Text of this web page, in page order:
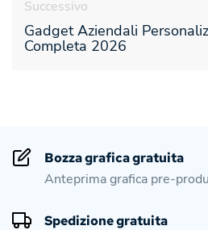
Successivo
Gadget Aziendali
Completa 2026
Bozza grafica gratuita
Anteprima grafica pre-
Spedizione gratuita